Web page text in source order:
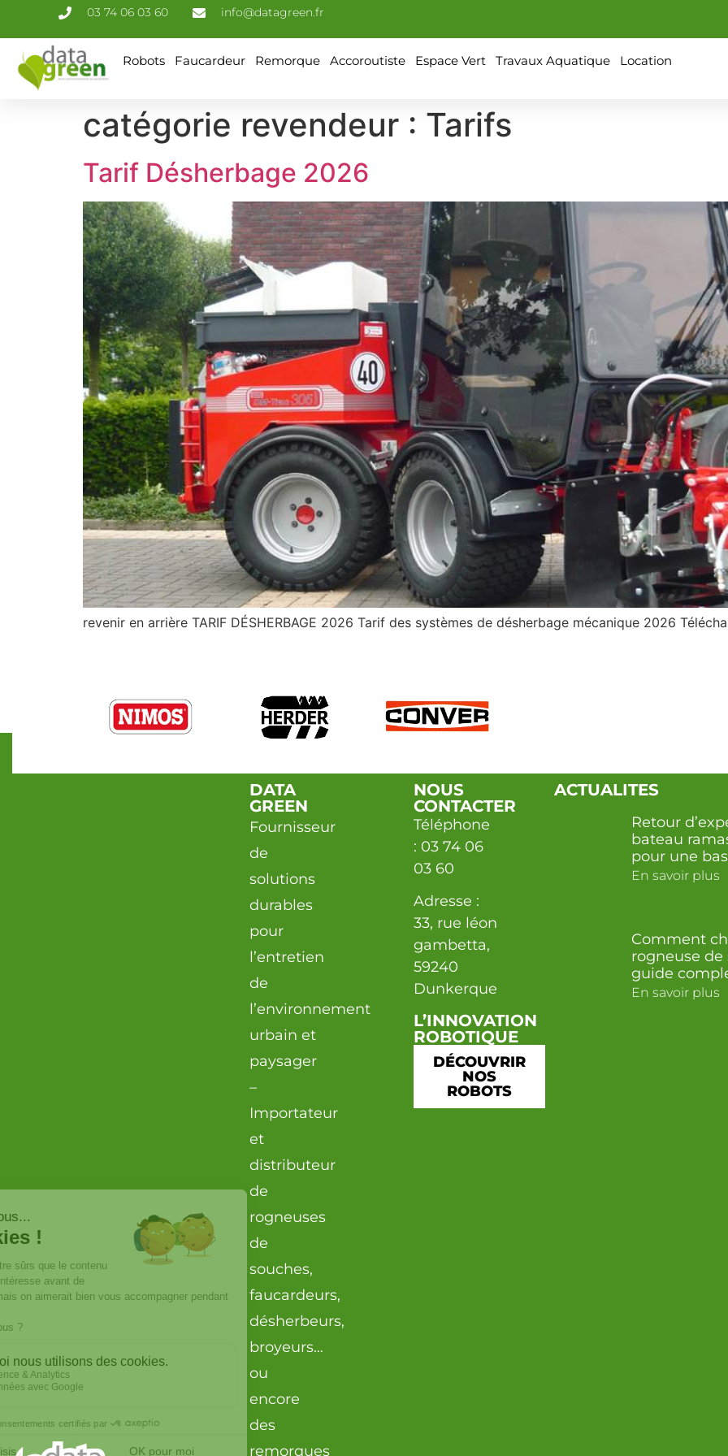
03 74 06 03 60 info@datagreen.fr
Robots Faucardeur Remorque Accoroutiste Espace Vert Travaux Aquatique Location
catégorie revendeur : Tarifs
Tarif Désherbage 2026
revenir en arrière TARIF DÉSHERBAGE 2026 Tarif des systèmes de désherbage mécanique 2026
DATA
GREEN
Fournisseur
de
solutions
durables
pour
l’entretien
de
l’environnement
urbain et
paysager
–
Importateur
et
distributeur
de
rogneuses
de
souches,
faucardeurs,
désherbeurs,
broyeurs…
ou
encore
des
remorques
NOUS
CONTACTER
Téléphone
: 03 74 06
03 60
Adresse :
33, rue léon
gambetta,
59240
Dunkerque
L’INNOVATION
ROBOTIQUE
DÉCOUVRIR
NOS
ROBOTS
ACTUALITES
Retour
bateau
pour une
En savoir plus
Comment
rogneuse de
guide
En savoir plus